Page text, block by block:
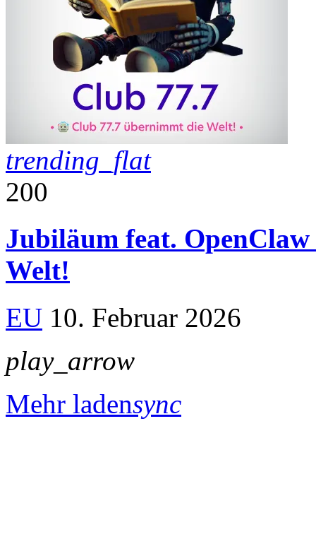
trending_flat
200
Jubiläum feat.
Welt!
EU 10. Februar 2026
play_arrow
Mehr ladensync